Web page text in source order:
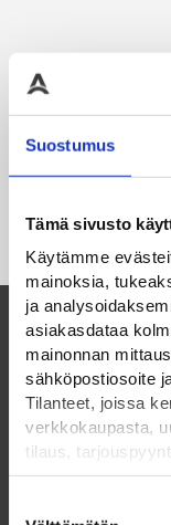
Suostumus
Tämä sivusto
Käytämme
mainoksia,
ja
asiakasdataa
mainonnan
sähköpostiosoite
Tilanteet, joissa
verkkokaupasta,
tilaus,
ELPAC OY